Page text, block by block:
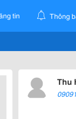
tin Thông
Thu